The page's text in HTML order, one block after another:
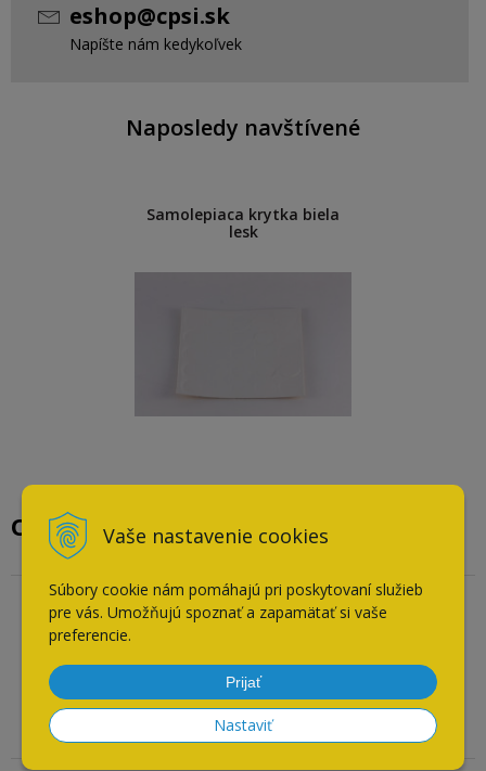
Vaše nastavenie cookies
Súbory cookie nám pomáhajú pri poskytovaní služieb
pre vás. Umožňujú spoznať a zapamätať si vaše
preferencie.
Prijať
Nastaviť
eshop@cpsi.sk
Napíšte nám kedykoľvek
Naposledy navštívené
Samolepiaca krytka biela
lesk
Overené našimi zákazníkmi
Overený zákazník
04.08.2026
Odporúča obchod
všetko ok